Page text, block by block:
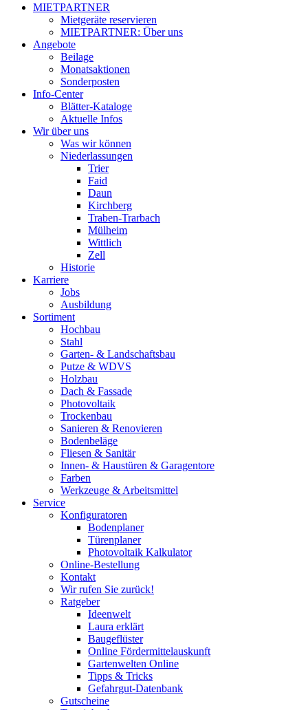
MIETPARTNER
Mietgeräte reservieren
MIETPARTNER: Über uns
Angebote
Beilage
Monatsaktionen
Sonderposten
Info-Center
Blätter-Kataloge
Aktuelle Infos
Wir über uns
Was wir können
Niederlassungen
Trier
Faid
Daun
Kirchberg
Traben-Trarbach
Mülheim
Wittlich
Zell
Historie
Karriere
Jobs
Ausbildung
Sortiment
Hochbau
Stahl
Garten- & Landschaftsbau
Putze & WDVS
Holzbau
Dach & Fassade
Photovoltaik
Trockenbau
Sanieren & Renovieren
Bodenbeläge
Fliesen & Sanitär
Innen- & Haustüren & Garagentore
Farben
Werkzeuge & Arbeitsmittel
Service
Konfiguratoren
Bodenplaner
Türenplaner
Photovoltaik Kalkulator
Online-Bestellung
Kontakt
Wir rufen Sie zurück!
Ratgeber
Ideenwelt
Laura erklärt
Baugeflüster
Online Fördermittelauskunft
Gartenwelten Online
Tipps & Tricks
Gefahrgut-Datenbank
Gutscheine